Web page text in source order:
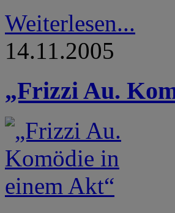
Weiterlesen...
14.11.2005
„Frizzi Au.